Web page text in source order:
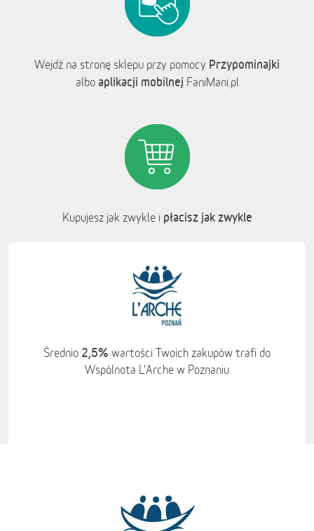
Wejdź na stronę sklepu przy pomocy Przypominajki
albo aplikacji mobilnej FaniMani.pl
Kupujesz jak zwykle i płacisz jak zwykle
Średnio 2,5% wartości Twoich zakupów trafi do
Wspólnota L'Arche w Poznaniu